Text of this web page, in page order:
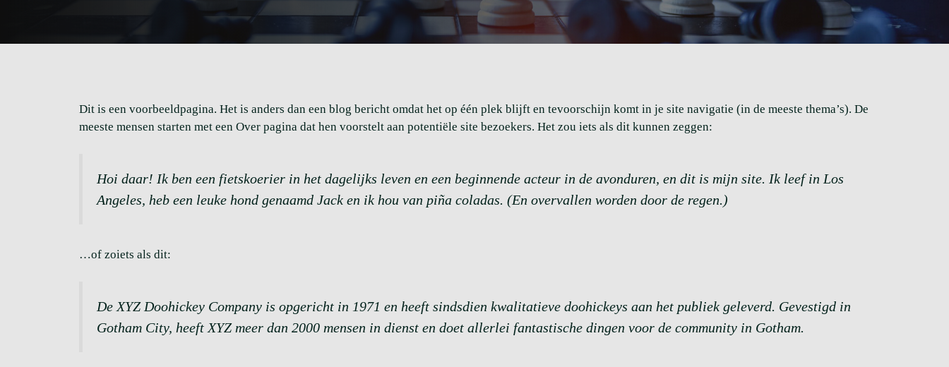
Dit is een voorbeeldpagina. Het is anders dan een blog bericht omdat het op één plek blijft en tevoorschijn komt in je site navigatie (in de meeste thema’s). De
meeste mensen starten met een Over pagina dat hen voorstelt aan potentiële site bezoekers. Het zou iets als dit kunnen zeggen:
Hoi daar! Ik ben een fietskoerier in het dagelijks leven en een beginnende acteur in de avonduren, en dit is mijn site. Ik leef in Los
Angeles, heb een leuke hond genaamd Jack en ik hou van piña coladas. (En overvallen worden door de regen.)
…of zoiets als dit:
De XYZ Doohickey Company is opgericht in 1971 en heeft sindsdien kwalitatieve doohickeys aan het publiek geleverd. Gevestigd in
Gotham City, heeft XYZ meer dan 2000 mensen in dienst en doet allerlei fantastische dingen voor de community in Gotham.